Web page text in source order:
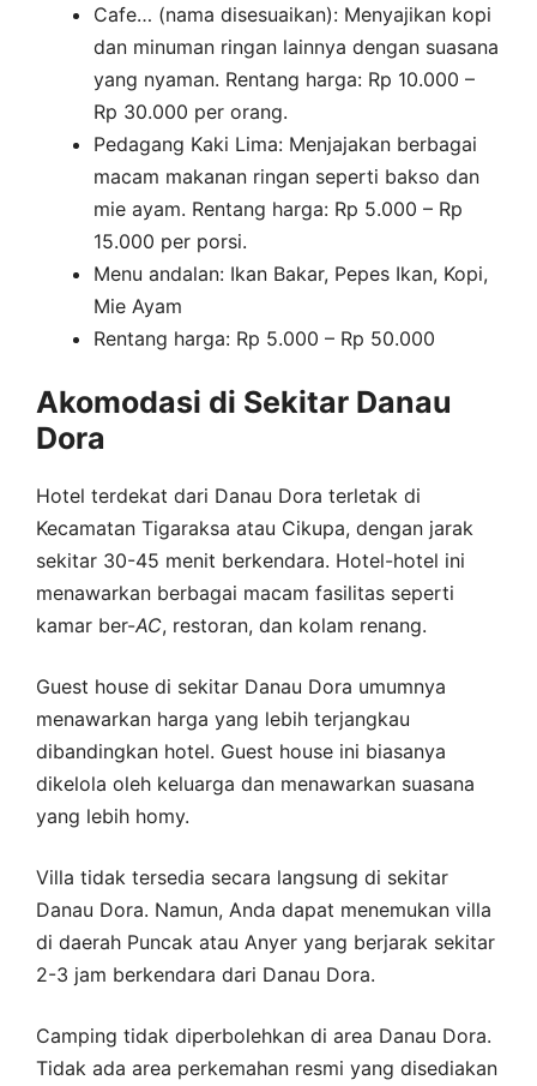
Cafe… (nama disesuaikan): Menyajikan kopi
dan minuman ringan lainnya dengan suasana
yang nyaman. Rentang harga: Rp 10.000 –
Rp 30.000 per orang.
Pedagang Kaki Lima: Menjajakan berbagai
macam makanan ringan seperti bakso dan
mie ayam. Rentang harga: Rp 5.000 – Rp
15.000 per porsi.
Menu andalan: Ikan Bakar, Pepes Ikan, Kopi,
Mie Ayam
Rentang harga: Rp 5.000 – Rp 50.000
Akomodasi di Sekitar Danau
Dora
Hotel terdekat dari Danau Dora terletak di
Kecamatan Tigaraksa atau Cikupa, dengan jarak
sekitar 30-45 menit berkendara. Hotel-hotel ini
menawarkan berbagai macam fasilitas seperti
kamar ber-AC, restoran, dan kolam renang.
Guest house di sekitar Danau Dora umumnya
menawarkan harga yang lebih terjangkau
dibandingkan hotel. Guest house ini biasanya
dikelola oleh keluarga dan menawarkan suasana
yang lebih homy.
Villa tidak tersedia secara langsung di sekitar
Danau Dora. Namun, Anda dapat menemukan villa
di daerah Puncak atau Anyer yang berjarak sekitar
2-3 jam berkendara dari Danau Dora.
Camping tidak diperbolehkan di area Danau Dora.
Tidak ada area perkemahan resmi yang disediakan